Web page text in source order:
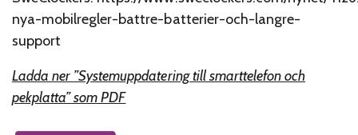
nya-mobilregler-battre-batterier-och-langre-
support
Ladda ner ”Systemuppdatering till smarttelefon och
pekplatta” som PDF